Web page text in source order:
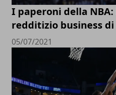
I paperoni della
redditizio business di
05/07/2021